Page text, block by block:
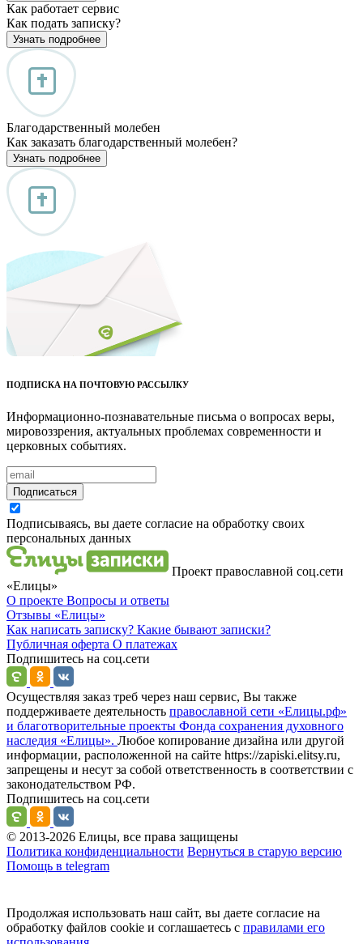
Как работает сервис
Как подать записку?
Узнать подробнее
Благодарственный молебен
Как заказать благодарственный молебен?
Узнать подробнее
ПОДПИСКА НА ПОЧТОВУЮ РАССЫЛКУ
Информационно-познавательные письма о вопросах веры,
мировоззрения, актуальных проблемах современности и
церковных событиях.
Подписаться
Подписываясь, вы даете согласие на обработку своих
персональных данных
Проект православной соц.сети
«Елицы»
О проекте Вопросы и ответы
Отзывы «Елицы»
Как написать записку? Какие бывают записки?
Публичная оферта О платежах
Подпишитесь на соц.сети
Осуществляя заказ треб через наш сервис, Вы также
поддерживаете деятельность православной сети «Елицы.рф»
и благотворительные проекты Фонда сохранения духовного
наследия «Елицы». Любое копирование дизайна или другой
информации, расположенной на сайте https://zapiski.elitsy.ru,
запрещены и несут за собой ответственность в соответствии с
законодательством РФ.
Подпишитесь на соц.сети
© 2013-2026 Елицы, все права защищены
Политика конфиденциальности Вернуться в старую версию
Помощь в telegram
Продолжая использовать наш сайт, вы даете согласие на
обработку файлов cookie и соглашаетесь с правилами его